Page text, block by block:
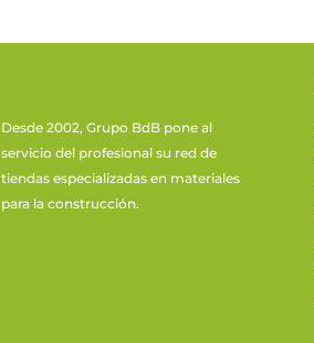
Desde 2002, Grupo BdB pone al
servicio del profesional su red de
tiendas especializadas en materiales
para la construcción.